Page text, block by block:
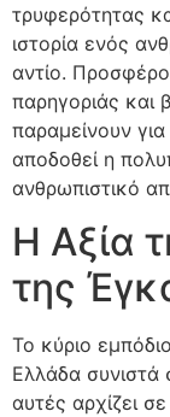
τρυφερότητας
ιστορία ενός
αντίο.
παρηγοριάς και
παραμείνουν
αποδοθεί η
ανθρωπιστικό
Η Αξία
της
Το κύριο
Ελλάδα συνιστά
αυτές αρχίζει